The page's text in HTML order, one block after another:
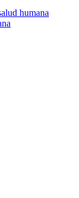
humana